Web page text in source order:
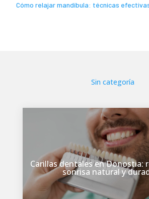
Cómo relajar mandíbula: técnicas
Sin categoría
Carillas dentales en Donostia:
sonrisa natural y